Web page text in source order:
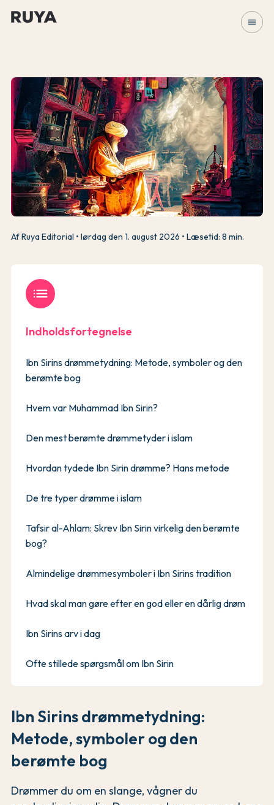
menu
Af Ruya Editorial lørdag den 1. august 2026 Læsetid: 8 min.
Ibn Sirins drømmetydning:
Metode, symboler og den
berømte bog
Drømmer du om en slange, vågner du
list
Indholdsfortegnelse
Ibn Sirins drømmetydning: Metode, symboler og den
berømte bog
Hvem var Muhammad Ibn Sirin?
Den mest berømte drømmetyder i islam
Hvordan tydede Ibn Sirin drømme? Hans metode
De tre typer drømme i islam
Tafsir al-Ahlam: Skrev Ibn Sirin virkelig den berømte
bog?
Almindelige drømmesymboler i Ibn Sirins tradition
Hvad skal man gøre efter en god eller en dårlig drøm
Ibn Sirins arv i dag
Ofte stillede spørgsmål om Ibn Sirin